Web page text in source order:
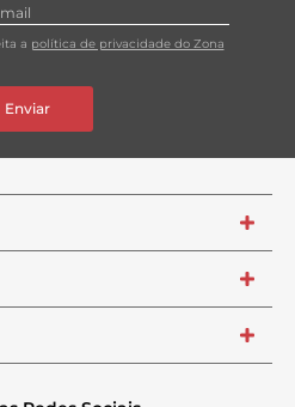
a política de privacidade do Zona
Enviar
+
+
+